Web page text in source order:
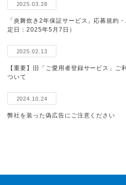
2025.03.28
「炎舞炊き2年保証サービス」応募規約
定日：2025年5月7日）
2025.02.13
【重要】旧「ご愛用者登録サービス」ご
ついて
2024.10.24
弊社を装った偽広告にご注意ください